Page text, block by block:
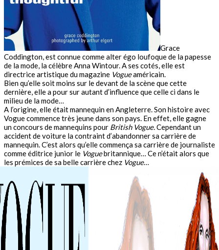
Grace
Coddington, est connue comme alter égo loufoque de la papesse
de la mode, la célèbre Anna Wintour. A ses cotés, elle est
directrice artistique du magazine Vogueaméricain.
Bien qu’elle soit moins sur le devant de la scène que cette
dernière, elle a pour sur autant d’influence que celle ci dans le
milieu de la mode…
A l’origine, elle était mannequin en Angleterre. Son histoire avec
Vogue commence très jeune dans son pays. En effet, elle gagne
un concours de mannequins pour British Vogue.Cependant un
accident de voiture la contraint d’abandonner sa carrière de
mannequin. C’est alors qu’elle commença sa carrière de journaliste
comme éditrice junior le Voguebritannique… Ce n’était alors que
les prémices de sa belle carrière chez Vogue…